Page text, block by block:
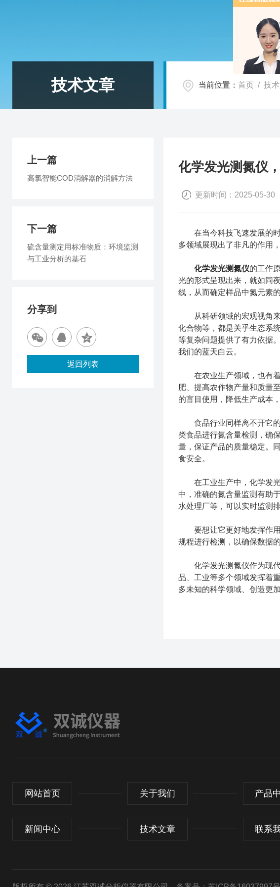
技术文章 当前位置： 首页 / 技
化学发光测氮仪
更新时间：2025-05-30
在当今科技飞速发展的时
多领域展现出了非凡的作用
化学发光测氮仪的工作
光的形式呈现出来，就如同
线，从而确定样品中氮元素
从科研领域的宏观视角来
化合物等，都是关乎生态系
等复杂问题提供了有力依据
我们的蓝天白云。
在农业生产领域，也有着
肥、提高农作物产量和质量
的盲目使用，降低生产成本
食品行业同样离不开它的“
类食品进行氮含量检测，确
量，保证产品的质量稳定。
食安全。
在工业生产中，化学发光
中，准确的氮含量监测有助
水处理厂等，可以实时监测
要想让它更好地发挥作用
规程进行检测，以确保数据
化学发光测氮仪作为现代
品、工业等多个领域发挥着
多未知的科学领域、创造更
上一篇
高氯智能COD消解器的消解方法
下一篇
硫含量测定用标准物质：环境监测
与工业分析的基石
分享到
返回列表
网站首页 关于我们 产品
新闻中心 技术文章 联系